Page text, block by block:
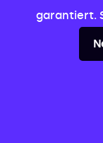
garantiert.